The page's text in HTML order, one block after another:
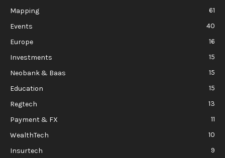
Mapping
61
Events
40
Europe
16
Investments
15
Neobank & Baas
15
Education
15
Regtech
13
Payment & FX
11
WealthTech
10
Insurtech
9